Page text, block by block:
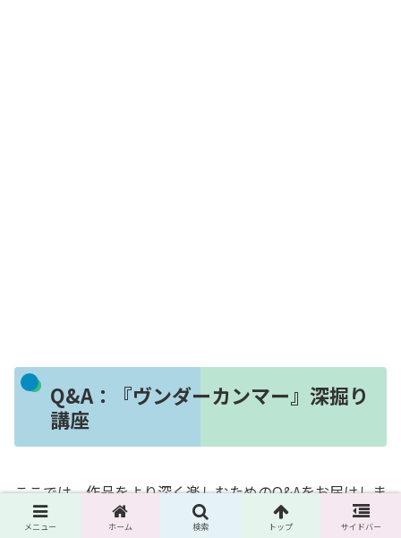
Q&A：『ヴンダーカンマー』深掘り
講座
ここでは、作品をより深く楽しむためのQ&Aをお届けしま
す。
メニュー ホーム 検索 トップ サイドバー